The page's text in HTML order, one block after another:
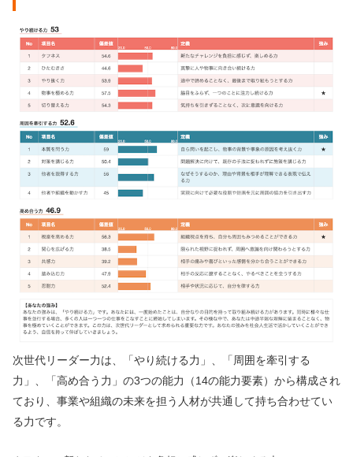
次世代リーダー力は、「やり続ける力」、「周囲を牽引する
力」、「⾼め合う力」の3つの能力（14の能力要素）から構成され
ており、事業や組織の未来を担う⼈材が共通して持ち合わせてい
る力です。